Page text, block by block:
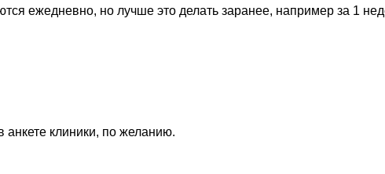
ежедневно, но лучше это делать заранее, например за 1
клиники, по желанию.